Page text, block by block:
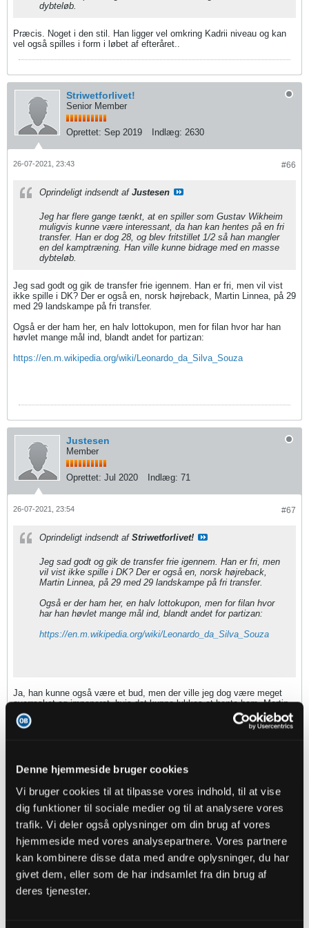
Denne hjemmeside bruger cookies
Vi bruger cookies til at tilpasse vores indhold, til at vise
dig funktioner til sociale medier og til at analysere vores
trafik. Vi deler også oplysninger om din brug af vores
hjemmeside med vores analysepartnere. Vores partnere
kan kombinere disse data med andre oplysninger, du har
givet dem, eller som de har indsamlet fra din brug af
deres tjenester.
dybteløb.
Præcis. Noget i den stil. Han ligger vel omkring Kadrii niveau og kan
vel også spilles i form i løbet af efteråret..
Striwetforlivet!
Senior Member
Oprettet: Sep 2019 Indlæg: 2630
#66
26-07-2021, 23:43
Oprindeligt indsendt af Justesen
Jeg har flere gange tænkt, at en spiller som Gustav Wikheim
muligvis kunne være interessant, da han kan hentes på en fri
transfer. Han er dog 28, og blev fritstillet 1/2 så han mangler
en del kamptræning. Han ville kunne bidrage med en masse
dybteløb.
Jeg sad godt og gik de transfer frie igennem. Han er fri, men vil vist
ikke spille i DK? Der er også en, norsk højreback, Martin Linnea, på 29
med 29 landskampe på fri transfer.
Også er der ham her, en halv lottokupon, men for filan hvor har han
høvlet mange mål ind, blandt andet for partizan:
https://en.m.wikipedia.org/wiki/Leonardo_da_Silva_Souza
Justesen
Member
Oprettet: Jul 2020 Indlæg: 71
#67
26-07-2021, 23:54
Oprindeligt indsendt af Striwetforlivet!
Jeg sad godt og gik de transfer frie igennem. Han er fri, men
vil vist ikke spille i DK? Der er også en, norsk højreback,
Martin Linnea, på 29 med 29 landskampe på fri transfer.
Også er der ham her, en halv lottokupon, men for filan hvor
har han høvlet mange mål ind, blandt andet for partizan:
https://en.m.wikipedia.org/wiki/Leonardo_da_Silva_Souza
Ja, han kunne også være et bud, men der ville jeg dog være meget
overrasket og imponeret, hvis det kunne lykkes at hente ham. Martin
Linnes spillede 22 kampe i den tyrkiske liga sidste sæson, og ikke
fordi det er en liga der er på højde med den tyske eller engleske, så
Plum
Senior Member
Oprettet: Nov 2013 Indlæg:
Oprindeligt indsendt af